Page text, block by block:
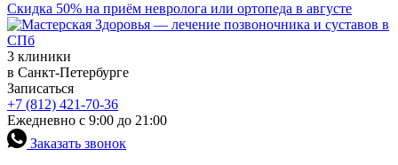
Скидка 50% на приём невролога или ортопеда в августе
3 клиники
в Санкт-Петербурге
Записаться
+7 (812) 421-70-36
Ежедневно с 9:00 до 21:00
Заказать звонок